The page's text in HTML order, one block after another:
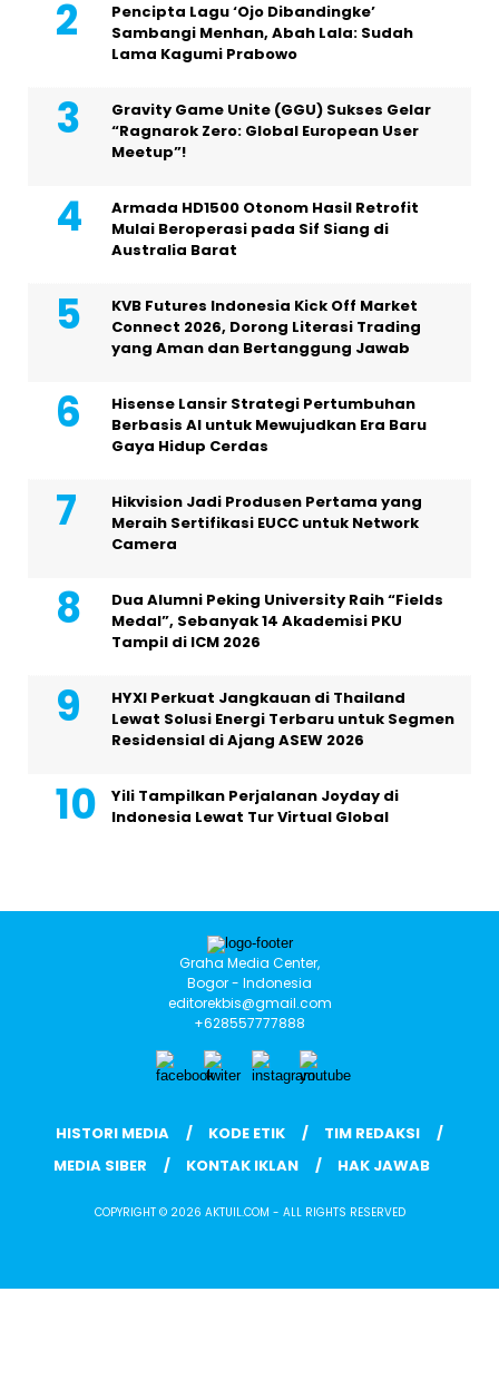
Pencipta Lagu ‘Ojo Dibandingke’
Sambangi Menhan, Abah Lala: Sudah
Lama Kagumi Prabowo
Gravity Game Unite (GGU) Sukses Gelar
“Ragnarok Zero: Global European User
Meetup”!
Armada HD1500 Otonom Hasil Retrofit
Mulai Beroperasi pada Sif Siang di
Australia Barat
KVB Futures Indonesia Kick Off Market
Connect 2026, Dorong Literasi Trading
yang Aman dan Bertanggung Jawab
Hisense Lansir Strategi Pertumbuhan
Berbasis AI untuk Mewujudkan Era Baru
Gaya Hidup Cerdas
Hikvision Jadi Produsen Pertama yang
Meraih Sertifikasi EUCC untuk Network
Camera
Dua Alumni Peking University Raih “Fields
Medal”, Sebanyak 14 Akademisi PKU
Tampil di ICM 2026
HYXI Perkuat Jangkauan di Thailand
Lewat Solusi Energi Terbaru untuk Segmen
Residensial di Ajang ASEW 2026
Yili Tampilkan Perjalanan Joyday di
Indonesia Lewat Tur Virtual Global
Graha Media Center,
Bogor - Indonesia
editorekbis@gmail.com
+628557777888
HISTORI MEDIA KODE ETIK
TIM REDAKSI
MEDIA SIBER
KONTAK IKLAN HAK JAWAB
COPYRIGHT © 2026 AKTUIL.COM - ALL RIGHTS RESERVED